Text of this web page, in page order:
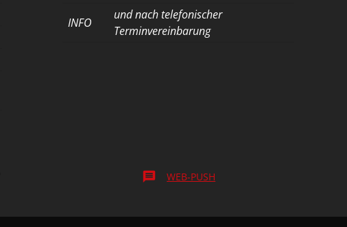
INFO
und nach telefonischer
Terminvereinbarung
message WEB-PUSH